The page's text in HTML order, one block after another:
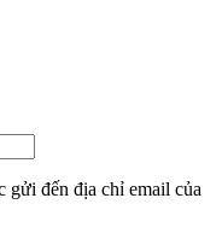
gửi đến địa chỉ email của